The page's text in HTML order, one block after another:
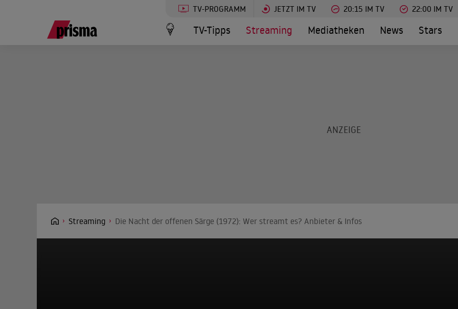
TV-PROGRAMM JETZT IM TV 20:15 IM TV 22:00 IM TV
TV-Tipps Streaming Mediatheken News Stars
Streaming Die Nacht der offenen Särge (1972): Wer streamt es? Anbieter & Infos